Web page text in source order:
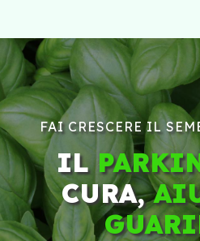
FAI CRESCERE IL
IL
CURA,